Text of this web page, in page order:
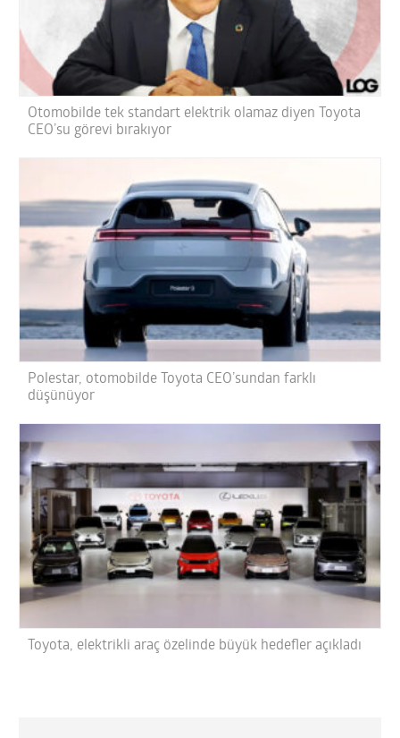
Otomobilde tek standart elektrik olamaz diyen Toyota
CEO’su görevi bırakıyor
Polestar, otomobilde Toyota CEO’sundan farklı
düşünüyor
Toyota, elektrikli araç özelinde büyük hedefler açıkladı